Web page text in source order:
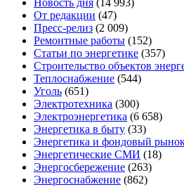
Новость дня (14 993)
От редакции (47)
Пресс-релиз (2 009)
Ремонтные работы (152)
Статьи по энергетике (357)
Строительство объектов
Теплоснабжение (544)
Уголь (651)
Электротехника (300)
Электроэнергетика (6 658)
Энергетика в быту (33)
Энергетика и фондовый
Энергетические СМИ (18)
Энергосбережение (263)
Энергоснабжение (862)